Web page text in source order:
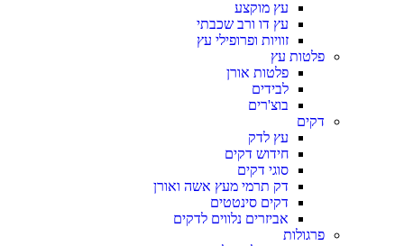
עץ מוקצע
עץ דו ורב שכבתי
זוויות ופרופילי עץ
פלטות עץ
פלטות אורן
לבידים
בוצ'רים
דקים
עץ לדק
חידוש דקים
סוגי דקים
דק תרמי מעץ אשה ואורן
דקים סינטטים
אביזרים נלווים לדקים
פרגולות